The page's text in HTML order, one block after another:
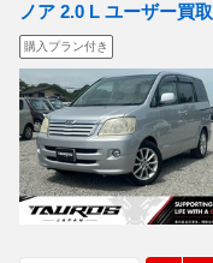
ノア 2.0 L ユーザー買
購入プラン付き